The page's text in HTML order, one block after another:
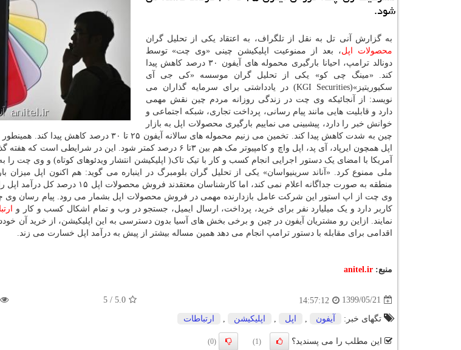
شود.
به گزارش آنی تل به نقل از تلگراف، به اعتقاد یکی از تحلیل گران
محصولات
اپل، بعد از ممنوعیت اپلیکیشن چینی «وی چت» توسط
دونالد ترامپ، احیانا بارگیری محموله های آیفون ۳۰ درصد کاهش پیدا
کند. «مینگ چی کو» یکی از تحلیل گران موسسه «کی جی آی
سکیوریتیز»(KGI Securities) در یادداشتی برای سرمایه گذاران می
نویسد: از آنجائیکه وی چت در زندگی روزانه مردم چین نقش مهمی
دارد و قابلیت هایی مانند پیام رسانی، پرداخت تجاری، شبکه اجتماعی و
خوانش خبر را دارد، پیشبینی می نماییم بارگیری محصولات اپل به بازار
چین به شدت کاهش پیدا کند. تخمین می زنیم محموله های سالانه
اپل همچون ایرپاد، آی پد، اپل واچ و کامپیوتر مک هم بین ۳تا ۶ درصد کمتر شود. این
آمریکا با امضای یک دستور اجرایی انجام کسب و کار با تیک تاک( اپلیکیشن انتشار ویدئوهای کوتاه) و وی چت را
ملی ممنوع کرد. «آناند سرینیواسان» یکی از تحلیل گران بلومبرگ در اینباره می گوید: هم اکنون اپل میزان
منطقه به صورت جداگانه اعلام نمی کند، اما
کاربر دارد و یک میلیارد نفر برای خرید، پرداخت، ارسال ایمیل، جستجو در وب و تمام اشکال کسب و کار و
نمایند. ازاین رو مشتریان آیفون در چین و برخی بخش های آسیا بدون دسترسی به این اپلیکیشن، از خرید آن
اقدامی برای مقابله با دستور ترامپ انجام می دهد همین مساله بیشتر از پیش به درآمد اپل خسارت می زند.
منبع: anitel.ir
1399/05/21
14:57:12
5.0
/
5
تگهای خبر: آیفون اپل اپلیكیشن ارتباطات
این مطلب را می پسندید؟ (1)
(0)